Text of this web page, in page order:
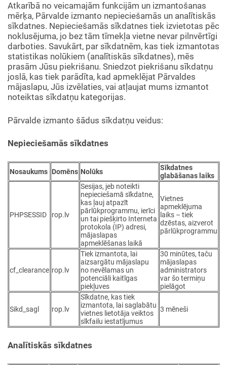
Atkarībā no veicamajām funkcijām un izmantošanas
mērķa, Pārvalde izmanto nepieciešamās un analītiskās
sīkdatnes. Nepieciešamās sīkdatnes tiek izvietotas pēc
noklusējuma, jo bez tām tīmekļa vietne nevar pilnvērtīgi
darboties. Savukārt, par sīkdatnēm, kas tiek izmantotas
statistikas nolūkiem (analītiskās sīkdatnes), mēs
prasām Jūsu piekrišanu. Sniedzot piekrišanu sīkdatņu
joslā, kas tiek parādīta, kad apmeklējat Pārvaldes
mājaslapu, Jūs izvēlaties, vai atļaujat mums izmantot
noteiktas sīkdatņu kategorijas.
Pārvalde izmanto šādus sīkdatņu veidus:
Nepieciešamās sīkdatnes
Nosaukums Domēns Nolūks
Sīkdatnes
glabāšanas laiks
PHPSESSID rop.lv
Sesijas, jeb noteikti
nepieciešamā sīkdatne,
kas ļauj atpazīt
pārlūkprogrammu, ierīci
un tai piešķirto Interneta
protokola (IP) adresi,
mājaslapas
apmeklēšanas laikā
Vietnes
apmeklējuma
laiks – tiek
dzēstas, aizverot
pārlūkprogrammu
cf_clearance rop.lv
Tiek izmantota, lai
aizsargātu mājaslapu
no nevēlamas un
potenciāli kaitīgas
piekļuves
30 minūtes, taču
mājaslapas
administrators
var šo termiņu
pielāgot
Sikd_sagl rop.lv
Sīkdatne, kas tiek
izmantota, lai saglabātu
vietnes lietotāja veiktos
sīkfailu iestatījumus
3 mēneši
Analītiskās sīkdatnes